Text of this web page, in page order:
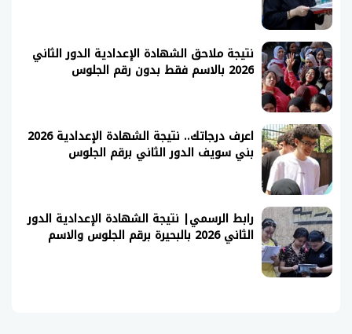
نتيجة ملاحق الشهادة الإعدادية الدور الثاني
2026 بالاسم فقط بدون رقم الجلوس
اعرف درجاتك.. نتيجة الشهادة الإعدادية 2026
بني سويف الدور الثاني برقم الجلوس
رابط الرسمي| نتيجة الشهادة الإعدادية الدور
الثاني 2026 بالبحيرة برقم الجلوس والاسم